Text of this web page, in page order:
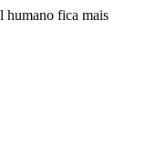
humano fica mais